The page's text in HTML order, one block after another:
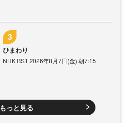
ひまわり
NHK BS1 2026年8月7日(金) 朝7:15
もっと見る